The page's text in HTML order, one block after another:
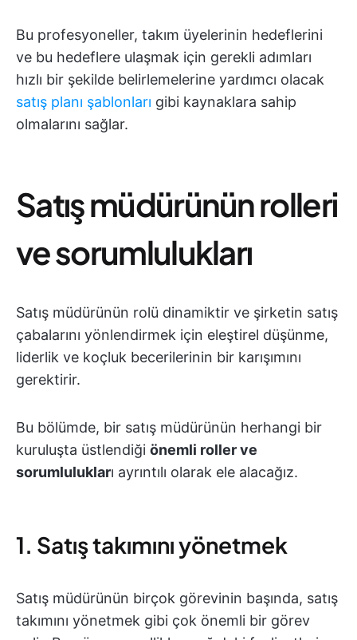
Bu profesyoneller, takım üyelerinin hedeflerini
ve bu hedeflere ulaşmak için gerekli adımları
hızlı bir şekilde belirlemelerine yardımcı olacak
satış planı şablonları gibi kaynaklara sahip
olmalarını sağlar.
Satış müdürünün rolleri
ve sorumlulukları
Satış müdürünün rolü dinamiktir ve şirketin satış
çabalarını yönlendirmek için eleştirel düşünme,
liderlik ve koçluk becerilerinin bir karışımını
gerektirir.
Bu bölümde, bir satış müdürünün herhangi bir
kuruluşta üstlendiği önemli roller ve
sorumlulukları ayrıntılı olarak ele alacağız.
1. Satış takımını yönetmek
Satış müdürünün birçok görevinin başında, satış
takımını yönetmek gibi çok önemli bir görev